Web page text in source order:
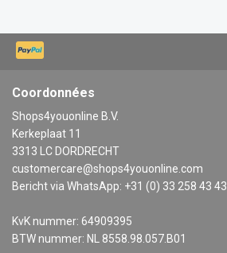
Coordonnées
Shops4youonline B.V.
Kerkeplaat 11
3313 LC DORDRECHT
customercare@shops4youonline.com
Bericht via WhatsApp: +31 (0) 33 258 43 43
KvK nummer: 64909395
BTW nummer: NL 8558.98.057.B01